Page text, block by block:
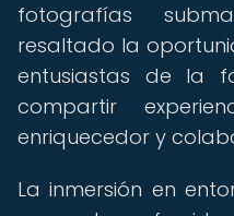
fotografías
resaltado la
entusiastas de la
compartir
enriquecedor y
La inmersión en